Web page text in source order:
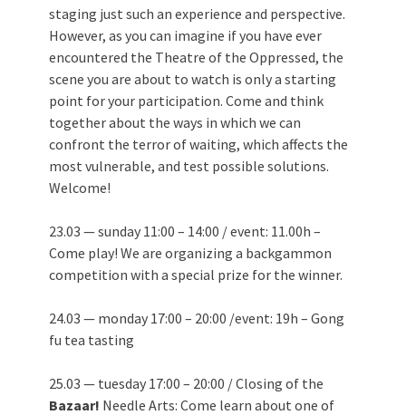
staging just such an experience and perspective.
However, as you can imagine if you have ever
encountered the Theatre of the Oppressed, the
scene you are about to watch is only a starting
point for your participation. Come and think
together about the ways in which we can
confront the terror of waiting, which affects the
most vulnerable, and test possible solutions.
Welcome!
23.03 — sunday 11:00 – 14:00 / event: 11.00h –
Come play! We are organizing a backgammon
competition with a special prize for the winner.
24.03 — monday 17:00 – 20:00 /event: 19h – Gong
fu tea tasting
25.03 — tuesday 17:00 – 20:00 / Closing of the
Bazaar! Needle Arts: Come learn about one of